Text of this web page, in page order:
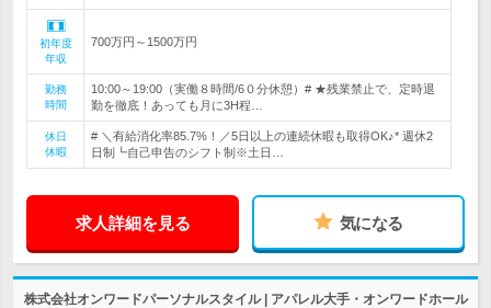
初年度
年収
700万円～1500万円
勤務
時間
10:00～19:00（実働８時間/6０分休憩）# ★残業禁止で、定時退
勤を徹底！あっても月に3H程…
休日
休暇
# ＼有給消化率85.7%！／5日以上の連続休暇も取得OK♪* 週休2
日制┗自己申告のシフト制※土日…
求人詳細を見る 気になる
株式会社オンワードパーソナルスタイル | アパレル大手・オンワードホール